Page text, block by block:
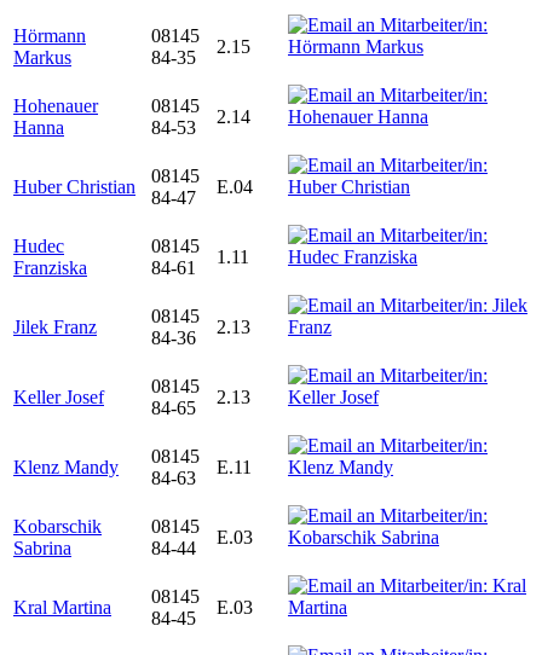
Hörmann
Markus
08145
84-35
2.15
Hohenauer
Hanna
08145
84-53
2.14
Huber Christian
08145
84-47
E.04
Hudec
Franziska
08145
84-61
1.11
Jilek Franz
08145
84-36
2.13
Keller Josef
08145
84-65
2.13
Klenz Mandy
08145
84-63
E.11
Kobarschik
Sabrina
08145
84-44
E.03
Kral Martina
08145
84-45
E.03